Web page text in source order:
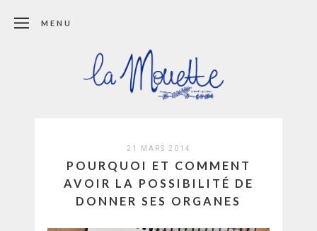
MENU
21 MARS 2014
POURQUOI ET COMMENT
AVOIR LA POSSIBILITÉ DE
DONNER SES ORGANES